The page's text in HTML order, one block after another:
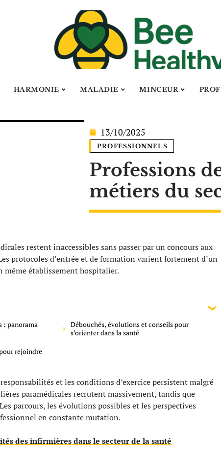
HARMONIE MALADIE MINCEUR
13/10/2025
PROFESSIONNELS
Professions
métiers du
restent inaccessibles sans passer par un concours aux
protocoles d’entrée et de formation varient fortement d’un
même établissement hospitalier.
: panorama
rejoindre
Débouchés, évolutions et conseils pour
s’orienter dans la santé
et les conditions d’exercice persistent malgré
paramédicales recrutent massivement, tandis que
parcours, les évolutions possibles et les perspectives
en constante mutation.
des infirmières dans le secteur de la santé